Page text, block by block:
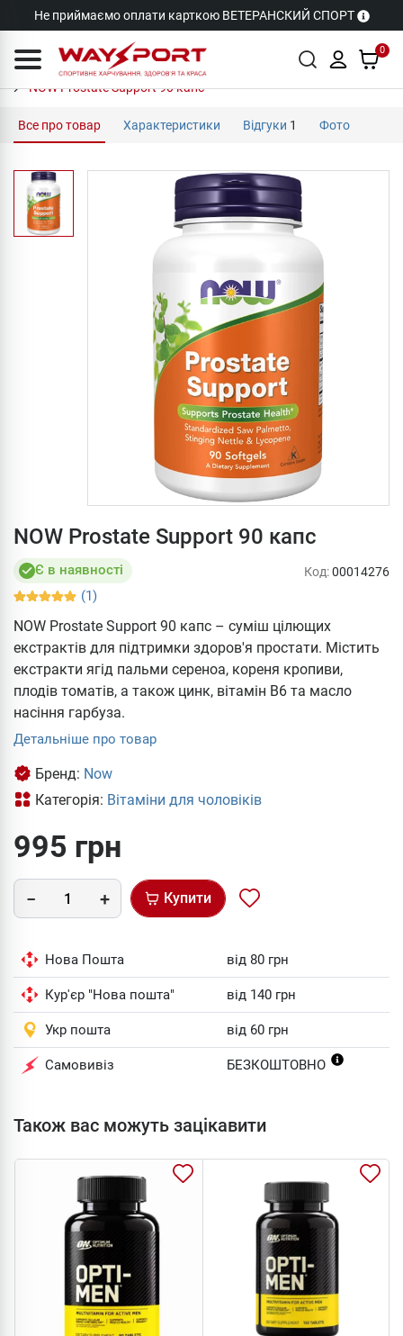
Не приймаємо оплати карткою ВЕТЕРАНСКИЙ СПОРТ
0
NOW Prostate Support 90 капс
Все про товар Характеристики Відгуки 1 Фото
NOW Prostate Support 90 капс
Є в наявності
(1)
Код:00014276
NOW Prostate Support 90 капс – суміш цілющих
екстрактів для підтримки здоров'я простати. Містить
екстракти ягід пальми сереноа, кореня кропиви,
плодів томатів, а також цинк, вітамін В6 та масло
насіння гарбуза.
Детальніше про товар
Бренд: Now
Категорія: Вітаміни для чоловіків
995 грн
Купити
Нова Пошта від 80 грн
Кур'єр "Нова пошта" від 140 грн
Укр пошта від 60 грн
Самовивіз БЕЗКОШТОВНО
Також вас можуть зацікавити